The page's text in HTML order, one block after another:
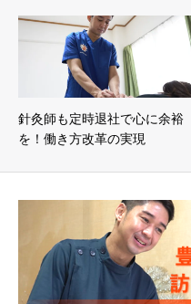
針灸師も定時退社で心に余裕
を！働き方改革の実現